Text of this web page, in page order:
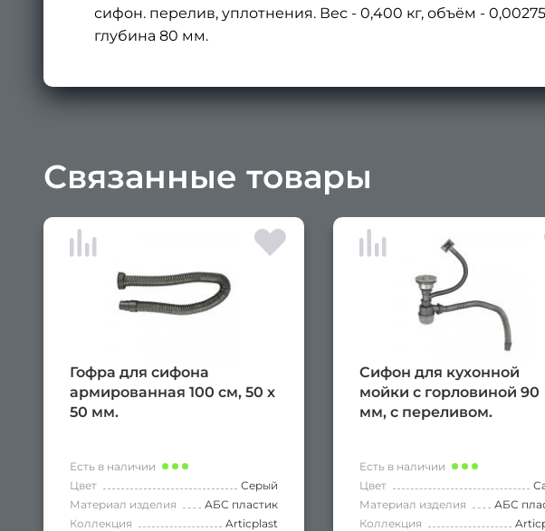
сифон. перелив, уплотнения. Вес - 0,400 кг, объём -
глубина 80 мм.
Связанные товары
Гофра для сифона
армированная 100 см, 50 х
50 мм.
Есть в наличии
Цвет
Серый
Материал изделия
АБС пластик
Коллекция
Articplast
Сифон для кухонной
мойки с горловиной 90
мм, с переливом.
Есть в наличии
Цвет
Материал изделия
АБС
Коллекция